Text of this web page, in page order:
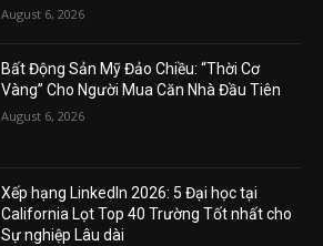
August 6, 2026
Bất Động Sản Mỹ Đảo Chiều: “Thời Cơ
Vàng” Cho Người Mua Căn Nhà Đầu Tiên
August 6, 2026
Xếp hạng LinkedIn 2026: 5 Đại học tại
California Lọt Top 40 Trường Tốt nhất cho
Sự nghiệp Lâu dài